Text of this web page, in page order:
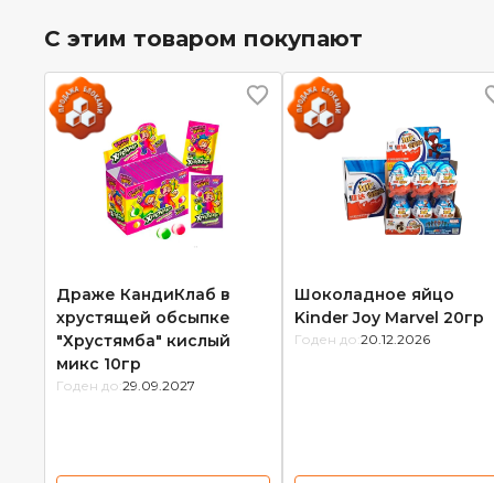
С этим товаром покупают
Драже КандиКлаб в
хрустящей обсыпке
"Хрустямба" кислый
микс 10гр
Годен до: 29.09.2027
Шоколадное яйцо
Kinder Joy Marvel 20гр
Годен до: 20.12.2026